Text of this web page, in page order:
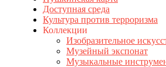
Доступная среда
Культура против терроризма
Коллекции
Изобразительное
Музейный экспонат
Музыкальные